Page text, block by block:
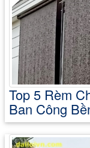
Top 5 Rèm
Ban Công